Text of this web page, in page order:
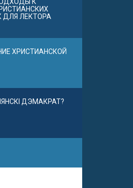
ДЛЯ ЛЕКТОРА
ХРИСТИАНСКОЙ
ДЭМАКРАТ?